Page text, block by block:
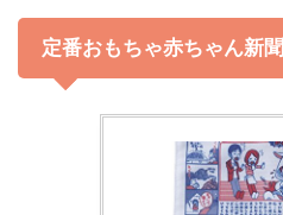
定番おもちゃ赤ちゃん新聞